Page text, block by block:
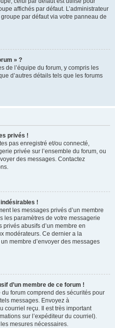
affichés par défaut. L’administrateur
par défaut via votre panneau de
» ?
de l’équipe du forum, y compris les
d’autres détails tels que les forums
privés !
pas enregistré et/ou connecté,
privée sur l’ensemble du forum, ou
des messages. Contactez
!
les messages privés d’un membre
les paramètres de votre messagerie
abusifs d’un membre en
modérateurs. Ce dernier a la
membre d’envoyer des messages
d’un membre de ce forum !
forum comprend des sécurités pour
messages. Envoyez à
courriel reçu. Il est très important
sur l’expéditeur du courriel).
mesures nécessaires.